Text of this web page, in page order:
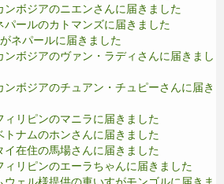
ンボジアのニエンさんに届きました
パールのカトマンズに届きました
ネパールに届きました
ンボジアのヴァン・ラディさんに届きまし
ンボジアのチュアン・チュピーさんに届き
ィリピンのマニラに届きました
トナムのホンさんに届きました
イ在住の馬場さんに届きました
ィリピンのエーラちゃんに届きました